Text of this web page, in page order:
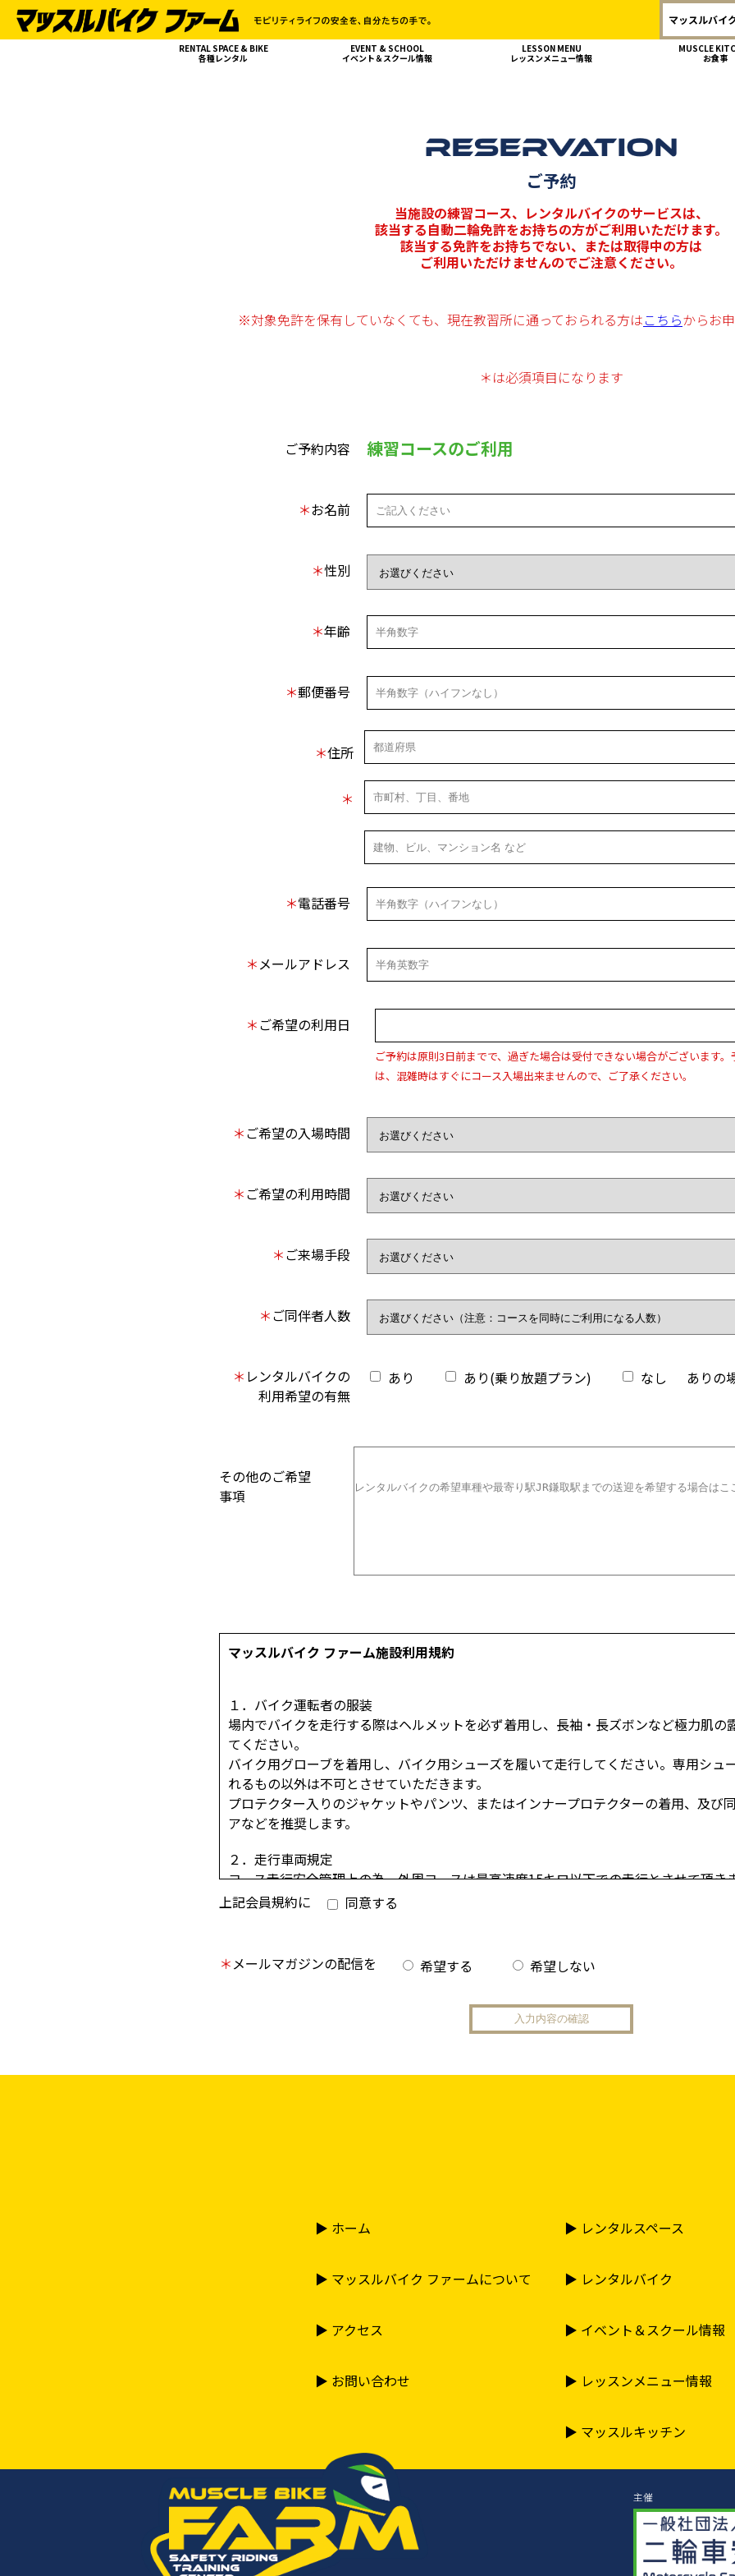
マッスルバイ
RENTAL SPACE & BIKE
各種レンタル
EVENT & SCHOOL
イベント＆スクール情報
LESSON MENU
レッスンメニュー情報
MUSCLE
お食事
ご予約
当施設の練習コース、レンタルバイクのサービスは、
該当する自動二輪免許をお持ちの方がご利用いただけます。
該当する免許をお持ちでない、または取得中の方は
ご利用いただけませんのでご注意ください。
※対象免許を保有していなくても、 現在教習所に通っておられる方はこちらからお
＊は必須項目になります
ご予約内容 練習コースのご利用
＊お名前
＊性別
＊年齢
＊郵便番号
＊住所
＊
＊電話番号
＊メールアドレス
＊ご希望の利用日
ご予約は原則3日前までで、過ぎた場合は受付できない場合がございます
は、混雑時はすぐにコース入場出来ませんので、ご了承ください。
＊ご希望の入場時間
＊ご希望の利用時間
＊ご来場手段
＊ご同伴者人数
＊ レンタルバイクの
利用希望の有無
あり あり(乗り放題プラン) なし ありの
その他のご希望
事項
マッスルバイク ファーム施設利用規約
１．バイク運転者の服装
場内でバイクを走行する際はヘルメットを必ず着用し、長袖・長ズボンなど極力肌の
てください。
バイク用グローブを着用し、バイク用シューズを履いて走行してください。専用シュ
れるもの以外は不可とさせていただきます。
プロテクター入りのジャケットやパンツ、またはインナープロテクターの着用、及び
アなどを推奨します。
２．走行車両規定
コース走行安全管理上の為、外周コースは最高速度15キロ以下での走行とさせて頂き
時、イベント等でのデモンストレーション時は除く）
げます。
上記適合品を使用していてもスタッフが著しく音量が大きいと判断した場合、当日
オイル・ラジエター液・ガソリンなどの漏れ、ブレーキキャリパー、車輪脱落の恐
整備された車両に限り入場・走行できるものとし整備不良車両は走行できません。
合はオイル処理清掃費を請求させて頂きますので、オイル漏れなど無いよう走行前に
但し、何らかの理由によって先行車が停止し明らかに進路を譲っていると判断される
走行中は周りの状況を常に把握し、自分の限界を超えた走行はしないでください。
場内へのコースイン・アウトは周囲の安全を確認のうえ一時停止し、所定の場所か
れらを譲るようお願いいたします。
転倒者などが出た場合には皆様方にご協力お願い頂きます。
転倒によってオイルが出た場合や車両に破損が認められる場合は車体をすぐに起こし
出し頂いた上スタッフにご連絡をお願いいたします。
パイロンやマーカーなどを移動させてしまった場合はご自身にて元の位置に戻し、設
れた場合はスタッフまでご連絡をお願いいたします。
万一、コース上で重大な事故などが発生または目撃した場合は、すぐにスタッフまで
上記会員規約に 同意する
＊メールマガジンの配信を 希望する 希望しない
▶︎ ホーム
▶︎ マッスルバイク ファームについて
▶︎ アクセス
▶︎ お問い合わせ
▶︎ レンタルスペース
▶︎ レンタルバイク
▶︎ イベント＆スクール情報
▶︎ レッスンメニュー情報
▶︎ マッスルキッチン
主催